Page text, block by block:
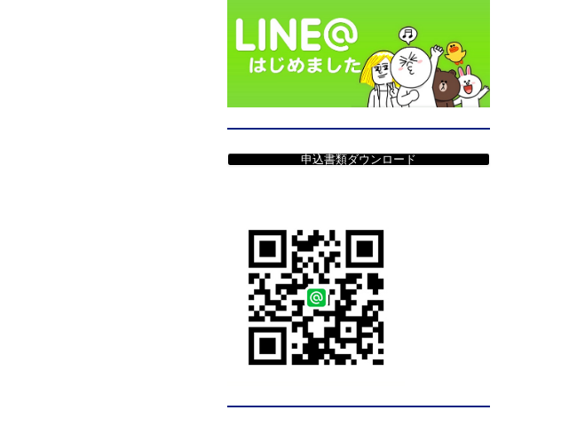
申込書類ダウンロード